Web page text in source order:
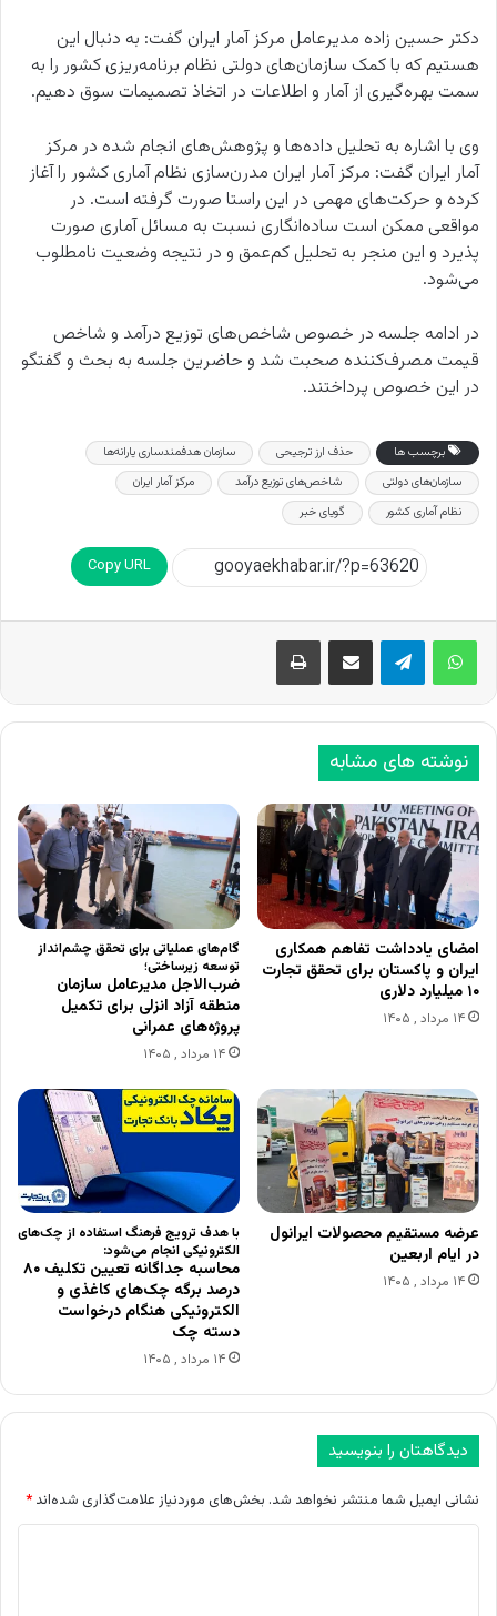
دکتر حسین زاده مدیرعامل مرکز آمار ایران گفت: به دنبال این
هستیم که با کمک سازمان‌های دولتی نظام برنامه‌ریزی کشور را به
سمت بهره‌گیری از آمار و اطلاعات در اتخاذ تصمیمات سوق دهیم.
وی با اشاره به تحلیل داده‌ها و پژوهش‌های انجام شده در مرکز
آمار ایران گفت: مرکز آمار ایران مدرن‌سازی نظام آماری کشور را آغاز
کرده و حرکت‌های مهمی در این راستا صورت گرفته است. در
مواقعی ممکن است ساده‌انگاری نسبت به مسائل آماری صورت
پذیرد و این منجر به تحلیل کم‌عمق و در نتیجه وضعیت نامطلوب
می‌شود.
در ادامه جلسه در خصوص شاخص‌های توزیع درآمد و شاخص
قیمت مصرف‌کننده صحبت شد و حاضرین جلسه به بحث و گفتگو
در این خصوص پرداختند.
برچسب ها حذف ارز ترجیحی
سازمان هدفمندساری یارانه‌ها
سازمان‌های دولتی
شاخص‌های توزیع درآمد
مرکز آمار ایران
نظام آماری کشور
گویای خبر
Copy URL
اشتراک گذاری از طریق ایمیل چاپ
نوشته های مشابه
امضای یادداشت تفاهم همکاری
ایران و پاکستان برای تحقق تجارت
۱۰ میلیارد دلاری
۱۴ مرداد , ۱۴۰۵
گام‌های عملیاتی برای تحقق چشم‌انداز
توسعه زیرساختی؛
ضرب‌الاجل مدیرعامل سازمان
منطقه آزاد انزلی برای تکمیل
پروژه‌های عمرانی
۱۴ مرداد , ۱۴۰۵
عرضه مستقیم محصولات ایرانول
در ایام اربعین
۱۴ مرداد , ۱۴۰۵
با هدف ترویج فرهنگ استفاده از چک‌های
الکترونیکی انجام می‌شود:
محاسبه جداگانه تعیین تکلیف ۸۰
درصد برگه چک‌های کاغذی و
الکترونیکی هنگام درخواست
دسته چک
۱۴ مرداد , ۱۴۰۵
دیدگاهتان را بنویسید
نشانی ایمیل شما منتشر نخواهد شد. بخش‌های موردنیاز علامت‌گذاری شده‌اند *